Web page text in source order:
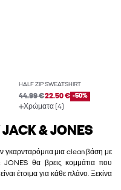
HALF ZIP SWEATSHIRT
44.99 €22.50 € -50%
Χρώματα (4)
& JONES
γκαρνταρόμπα μια clean βάση με
θα βρεις κομμάτια που
έτοιμα για κάθε πλάνο. Ξεκίνα